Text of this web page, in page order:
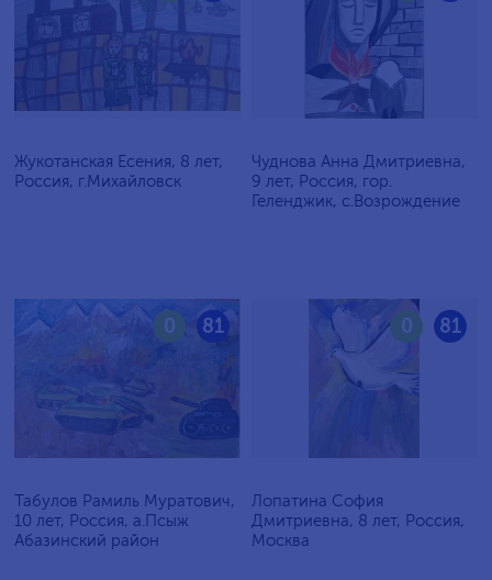
Жукотанская Есения, 8 лет,
Россия, г.Михайловск
Чуднова Анна Дмитриевна,
9 лет, Россия, гор.
Геленджик, с.Возрождение
81
0
Табулов Рамиль Муратович,
10 лет, Россия, а.Псыж
Абазинский район
81
0
Лопатина София
Дмитриевна, 8 лет, Россия,
Москва